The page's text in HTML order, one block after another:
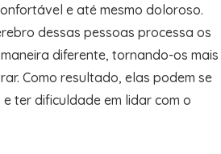
e até mesmo doloroso.
dessas pessoas processa os
diferente, tornando-os mais
Como resultado, elas podem se
ter dificuldade em lidar com o